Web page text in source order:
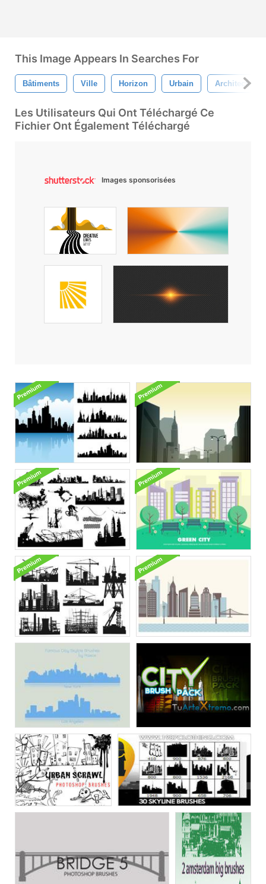
This Image Appears In Searches For
Bâtiments Ville Horizon Urbain Architecture
Les Utilisateurs Qui Ont Téléchargé Ce
Fichier Ont Également Téléchargé
Images sponsorisées